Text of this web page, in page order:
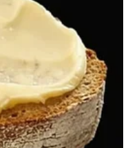
koje počinje kroz
intenzivnije i dublje,
šta želite, šta
i primanja nema